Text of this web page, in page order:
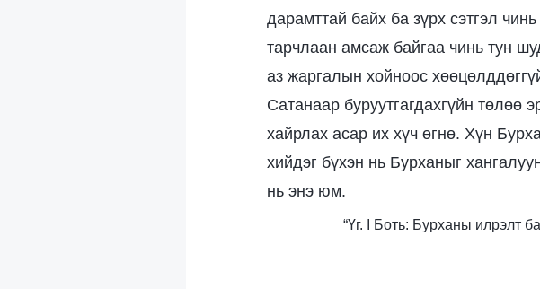
дарамттай байх ба зүрх сэтгэл
тарчлаан амсаж байгаа чинь тун
аз жаргалын хойноос
Сатанаар буруутгагдахгүйн төлөө
хайрлах асар их хүч өгнө. Хүн
хийдэг бүхэн нь Бурханыг
нь энэ юм.
“Үг. I Боть: Бурханы илрэлт